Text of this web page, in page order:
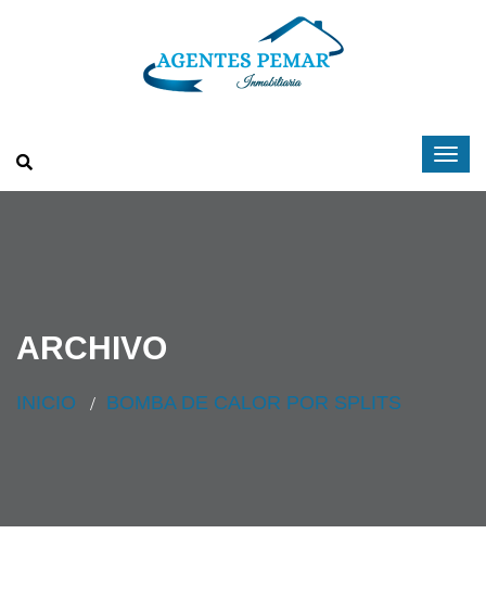
ARCHIVO
INICIO BOMBA DE CALOR POR SPLITS